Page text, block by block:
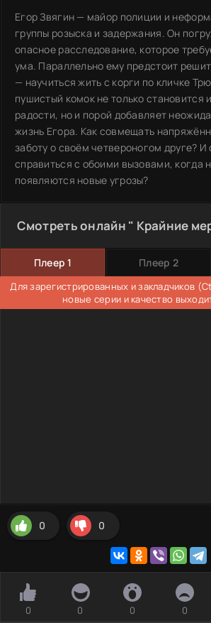
Егор Звягин — майор полиции и
группы розыска и задержания. Он
опасное расследование, которое
ума. Параллельно ему предстоит
— научиться жить с корги по кличке
пушистый комок не только становится
радости, но и порой добавляет
жизнь Егора. Как совмещать
заботу о своём четвероногом друге?
справиться с обоими вызовами, когда
появляются новые угрозы?
Смотреть онлайн " Крайние
Плеер 1 Плеер 2
Для зарегистрированных и закладчиков
новые серии и качество
0 0
0 0 0 0